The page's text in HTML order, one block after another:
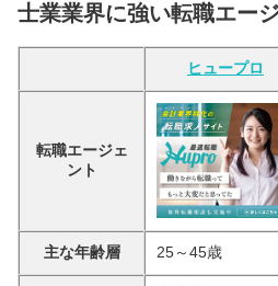
士業業界に強い転職エー
ヒュープロ
転職エージェ
ント
主な年齢層 25～45歳